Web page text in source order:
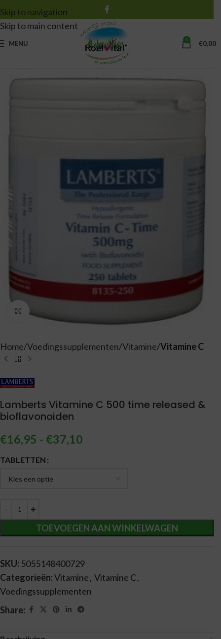
Skip to navigation
Skip to main content
MENU 0 €0,00
Vergroten
Home Voedingssupplementen Vitamine Vitamine C
Lamberts Vitamine C 500 time released &
bioflavonoiden
€16,95 - €37,10
TABLETTEN
TOEVOEGEN AAN WINKELWAGEN
Alternative:
SKU: 5055148400729
Categorieën:Vitamine, Vitamine C,
Voedingssupplementen
Share: